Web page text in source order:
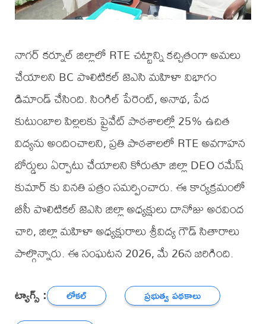
నాగర్ కర్నూల్ జిల్లాలో RTE చట్టాన్ని కచ్చితంగా అమలు
చేయాలని BC పొలిటికల్ జెఎసి మహిళా విభాగం
డిమాండ్ చేసింది. సింగిల్ పేరెంట్, అనాథ, పేద
కుటుంబాల పిల్లలకు ప్రైవేట్ పాఠశాలల్లో 25% ఉచిత
విద్యను అందించాలని, ప్రతి పాఠశాలలో RTE అవగాహన
బోర్డులు ఏర్పాటు చేయాలని కోరుతూ జిల్లా DEO రమేష్
కుమార్ కు వినతి పత్రం సమర్పించారు. ఈ కార్యక్రమంలో
బీసీ పొలిటికల్ జెఎసి జిల్లా అధ్యక్షులు దానోజు అరవింద
చారి, జిల్లా మహిళా అధ్యక్షురాలు శ్రీవిద్య గౌడ్ సితారాలు
పాల్గొన్నారు. ఈ సంఘటన 2026, మే 26న జరిగింది.
ట్యాగ్స్ : లోకల్
ప్రభుత్వ పథకాలు